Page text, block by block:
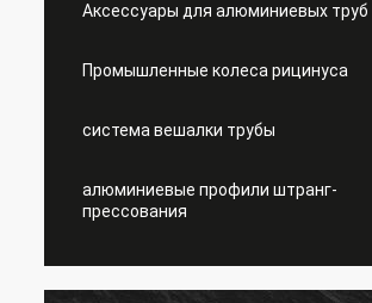
Аксессуары для алюминиевых труб
Промышленные колеса рицинуса
система вешалки трубы
алюминиевые профили штранг-
прессования